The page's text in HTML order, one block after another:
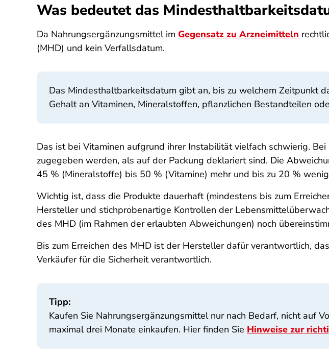
Was bedeutet das
Da Nahrungsergänzungsmittel im Gegensatz zu Arzneimitteln
(MHD) und kein Verfallsdatum.
Das Mindesthaltbarkeitsdatum gibt an, bis zu welchem Zeitpunkt
Gehalt an Vitaminen, Mineralstoffen, pflanzlichen Bestandteilen
Das ist bei Vitaminen aufgrund ihrer Instabilität vielfach schwierig.
zugegeben werden, als auf der Packung deklariert sind. Die
45 % (Mineralstoffe) bis 50 % (Vitamine) mehr und bis zu 20 %
Wichtig ist, dass die Produkte dauerhaft (mindestens bis zum
Hersteller und stichprobenartige Kontrollen der
des MHD (im Rahmen der erlaubten Abweichungen) noch
Bis zum Erreichen des MHD ist der Hersteller dafür verantwortlich,
Verkäufer für die Sicherheit verantwortlich.
Tipp:
Kaufen Sie Nahrungsergänzungsmittel nur nach Bedarf, nicht auf
maximal drei Monate einkaufen. Hier finden Sie Hinweise zur